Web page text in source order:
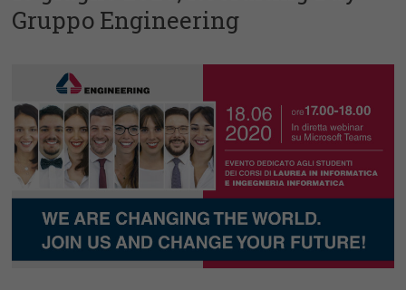
http://placement.uniroma2.it/?p=19339
https://uniroma2.jobteaser.com/it/job-offers/7624064-
engineering-ingegneria-informatica-engineering-human-
experience-management-academy
Gruppo Engineering